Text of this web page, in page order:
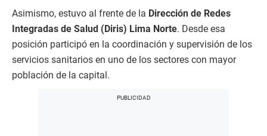
Asimismo, estuvo al frente de la Dirección de Redes
Integradas de Salud (Diris) Lima Norte. Desde esa
posición participó en la coordinación y supervisión de los
servicios sanitarios en uno de los sectores con mayor
población de la capital.